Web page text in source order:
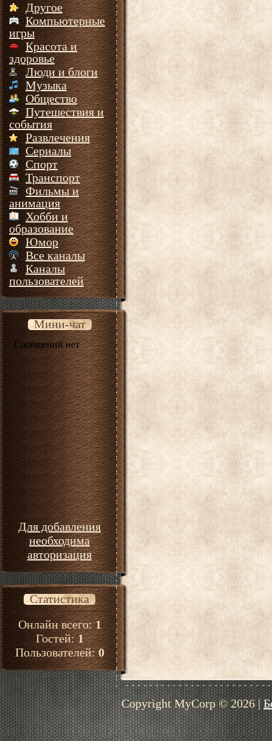
Другое
Компьютерные
игры
Красота и
здоровье
Люди и блоги
Музыка
Общество
Путешествия и
события
Развлечения
Сериалы
Спорт
Транспорт
Фильмы и
анимация
Хобби и
образование
Юмор
Все каналы
Каналы
пользователей
Мини-чат
Для добавления
необходима
авторизация
Статистика
Онлайн всего:1
Гостей:1
Пользователей:0
Copyright MyCorp © 2026|